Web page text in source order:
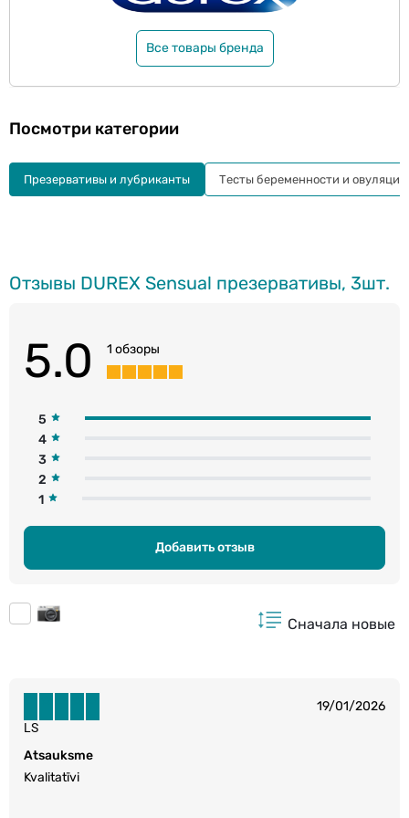
Все товары бренда
Отзывы DUREX Sensual презервативы, 3шт.
5.0 1 обзоры
5
4
3
2
1
Добавить отзыв
Сначала новые
19/01/2026
Atsauksme
Kvalitatīvi
LS
Посмотри категории
Презервативы и лубриканты Тесты беременности и овуляции